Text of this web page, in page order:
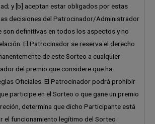
y [b] aceptan estar obligados por estas
decisiones del Patrocinador/Administrador
son definitivas en todos los aspectos y no
El Patrocinador se reserva el derecho
de este Sorteo a cualquier
del premio que considere que ha
Oficiales. El Patrocinador podrá prohibir
participe en el Sorteo o que gane un premio
determina que dicho Participante está
el funcionamiento legítimo del Sorteo